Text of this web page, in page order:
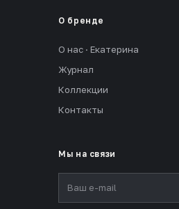
О бренде
О нас · Екатерина
Журнал
Коллекции
Контакты
Мы на связи